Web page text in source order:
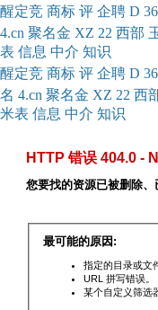
醒定竞 商标 评 企聘 D
4.cn 聚名金 XZ 22 西部
表 信息 中介 知识